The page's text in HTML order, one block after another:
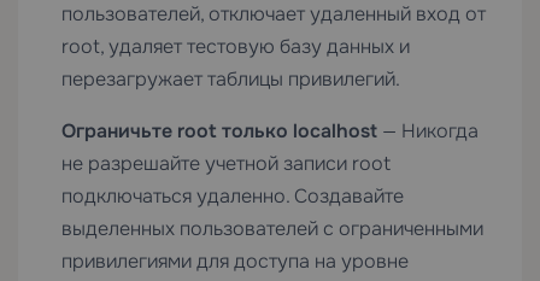
пользователей, отключает удаленный вход от
root, удаляет тестовую базу данных и
перезагружает таблицы привилегий.
Ограничьте root только localhost — Никогда
не разрешайте учетной записи root
подключаться удаленно. Создавайте
выделенных пользователей с ограниченными
привилегиями для доступа на уровне